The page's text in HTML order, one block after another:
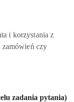
i korzystania z
czy
zadania pytania)